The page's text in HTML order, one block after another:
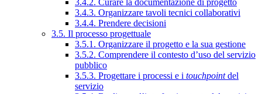
3.4.2. Curare la documentazione di progetto
3.4.3. Organizzare tavoli tecnici collaborativi
3.4.4. Prendere decisioni
3.5. Il processo progettuale
3.5.1. Organizzare il progetto e la sua gestione
3.5.2. Comprendere il contesto d’uso del servizio
pubblico
3.5.3. Progettare i processi e i touchpointdel
servizio